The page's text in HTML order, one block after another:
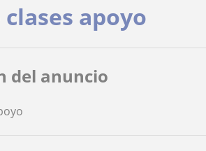
apoyo
del anuncio